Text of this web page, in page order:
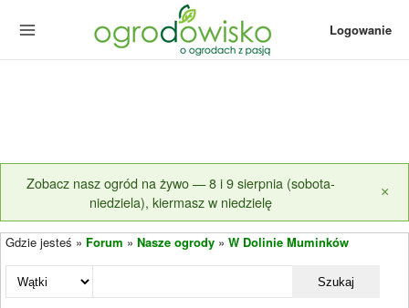
Logowanie
Zobacz nasz ogród na żywo — 8 i 9 sierpnia (sobota-
niedziela), kiermasz w niedzielę
×
Gdzie jesteś » Forum » Nasze ogrody » W Dolinie Muminków
Szukaj